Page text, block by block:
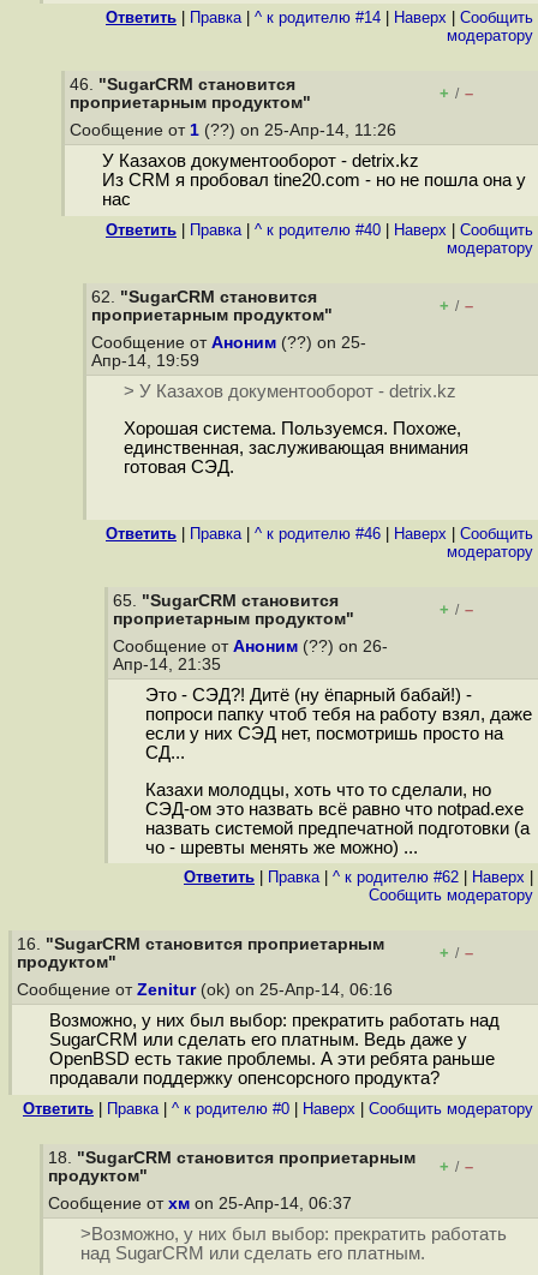
Ответить Правка| ^ к родителю #14 Наверх
Cообщить
модератору
46. "SugarCRM становится
проприетарным продуктом"
+ / –
Сообщение от 1 (??) on 25-Апр-14, 11:26
У Казахов документооборот - detrix.kz
Из CRM я пробовал tine20.com - но не пошла она у
нас
Ответить Правка| ^ к родителю #40 Наверх
Cообщить
модератору
62. "SugarCRM становится
проприетарным продуктом"
+ / –
Сообщение от Аноним (??) on 25-
Апр-14, 19:59
> У Казахов документооборот - detrix.kz
Хорошая система. Пользуемся. Похоже,
единственная, заслуживающая внимания
готовая СЭД.
Ответить Правка| ^ к родителю #46 Наверх
Cообщить
модератору
65. "SugarCRM становится
проприетарным продуктом"
+ / –
Сообщение от Аноним (??) on 26-
Апр-14, 21:35
Это - СЭД?! Дитё (ну ёпарный бабай!) -
попроси папку чтоб тебя на работу взял, даже
если у них СЭД нет, посмотришь просто на
СД...
Казахи молодцы, хоть что то сделали, но
СЭД-ом это назвать всё равно что notpad.exe
назвать системой предпечатной подготовки (а
чо - шревты менять же можно) ...
Ответить Правка| ^ к родителю #62 Наверх
Cообщить модератору
16. "SugarCRM становится проприетарным
продуктом"
+ / –
Сообщение от Zenitur(ok) on 25-Апр-14, 06:16
Возможно, у них был выбор: прекратить работать над
SugarCRM или сделать его платным. Ведь даже у
OpenBSD есть такие проблемы. А эти ребята раньше
продавали поддержку опенсорсного продукта?
Ответить Правка| ^ к родителю #0 Наверх Cообщить модератору
18. "SugarCRM становится проприетарным
продуктом"
+ / –
Сообщение от хм on 25-Апр-14, 06:37
>Возможно, у них был выбор: прекратить работать
над SugarCRM или сделать его платным.